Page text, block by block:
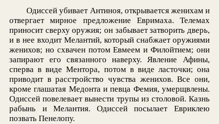
Одиссей убивает Антиноя, открывается женихам и
отвергает мирное предложение Евримаха. Телемах
приносит сверху оружия; он забывает затворить дверь,
и в нее входит Мелантий, который снабжает оружиями
женихов; но схвачен потом Евмеем и Филойтием; они
запирают его связанного наверху. Явление Афины,
сперва в виде Ментора, потом в виде ласточки; она
приводит в расстройство чувства женихов. Все они,
кроме глашатая Медонта и певца Фемия, умерщвлены.
Одиссей повелевает вынести трупы из столовой. Казнь
рабынь и Мелантия. Одиссей посылает Евриклею
позвать Пенелопу.